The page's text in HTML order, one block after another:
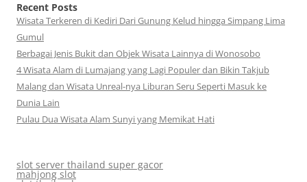
Recent Posts
Wisata Terkeren di Kediri Dari Gunung Kelud hingga Simpang Lima
Gumul
Berbagai Jenis Bukit dan Objek Wisata Lainnya di Wonosobo
4 Wisata Alam di Lumajang yang Lagi Populer dan Bikin Takjub
Malang dan Wisata Unreal-nya Liburan Seru Seperti Masuk ke
Dunia Lain
Pulau Dua Wisata Alam Sunyi yang Memikat Hati
slot server thailand super gacor
mahjong slot